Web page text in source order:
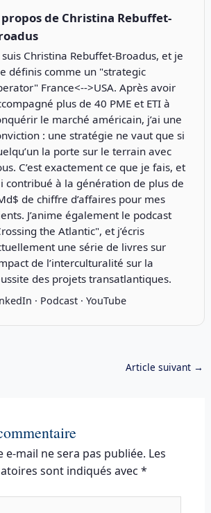
de Christina Rebuffet-
suis Christina Rebuffet-Broadus, et je
définis comme un "strategic
France<-->USA. Après avoir
plus de 40 PME et ETI à
le marché américain, j’ai une
: une stratégie ne vaut que si
la porte sur le terrain avec
C’est exactement ce que je fais, et
contribué à la génération de plus de
de chiffre d’affaires pour mes
J’anime également le podcast
the Atlantic", et j’écris
une série de livres sur
de l’interculturalité sur la
des projets transatlantiques.
· Podcast· YouTube
Article suivant →
e-mail ne sera pas publiée. Les
sont indiqués avec *